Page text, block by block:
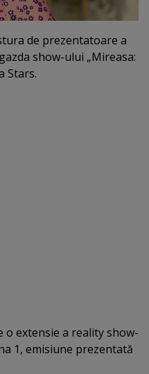
de prezentatoare a
show-ului „Mireasa:
Stars.
o extensie a reality show-
1, emisiune prezentată